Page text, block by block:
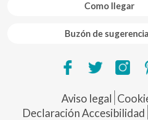
Como llegar
Buzón de
Pie de
Aviso legal
Declaración Accesibilidad